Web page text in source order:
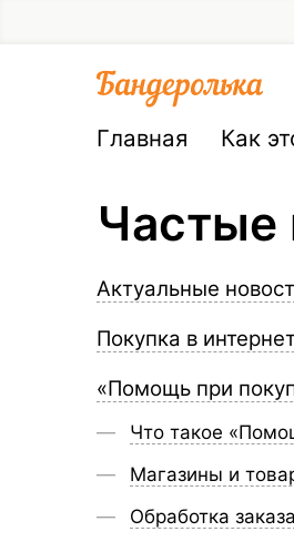
Главная Как
Частые
Актуальные
Покупка в
«Помощь при
Что такое
Магазины и
Обработка заказа